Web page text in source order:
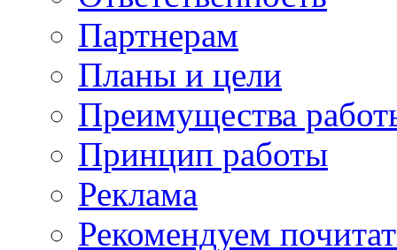
Партнерам
Планы и цели
Преимущества
Принцип работы
Реклама
Рекомендуем